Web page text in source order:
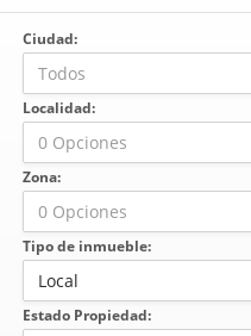
Ciudad:
Todos
Localidad:
0 Opciones
Zona:
0 Opciones
Tipo de inmueble:
Local
Estado Propiedad: